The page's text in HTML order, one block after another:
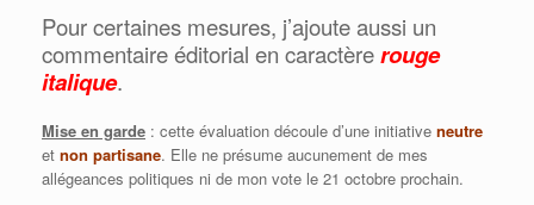
Pour certaines mesures, j’ajoute aussi un
commentaire éditorial en caractèrerouge
italique.
Mise en garde : cette évaluation découle d’une initiative neutre
et non partisane. Elle ne présume aucunement de mes
allégeances politiques ni de mon vote le 21 octobre prochain.